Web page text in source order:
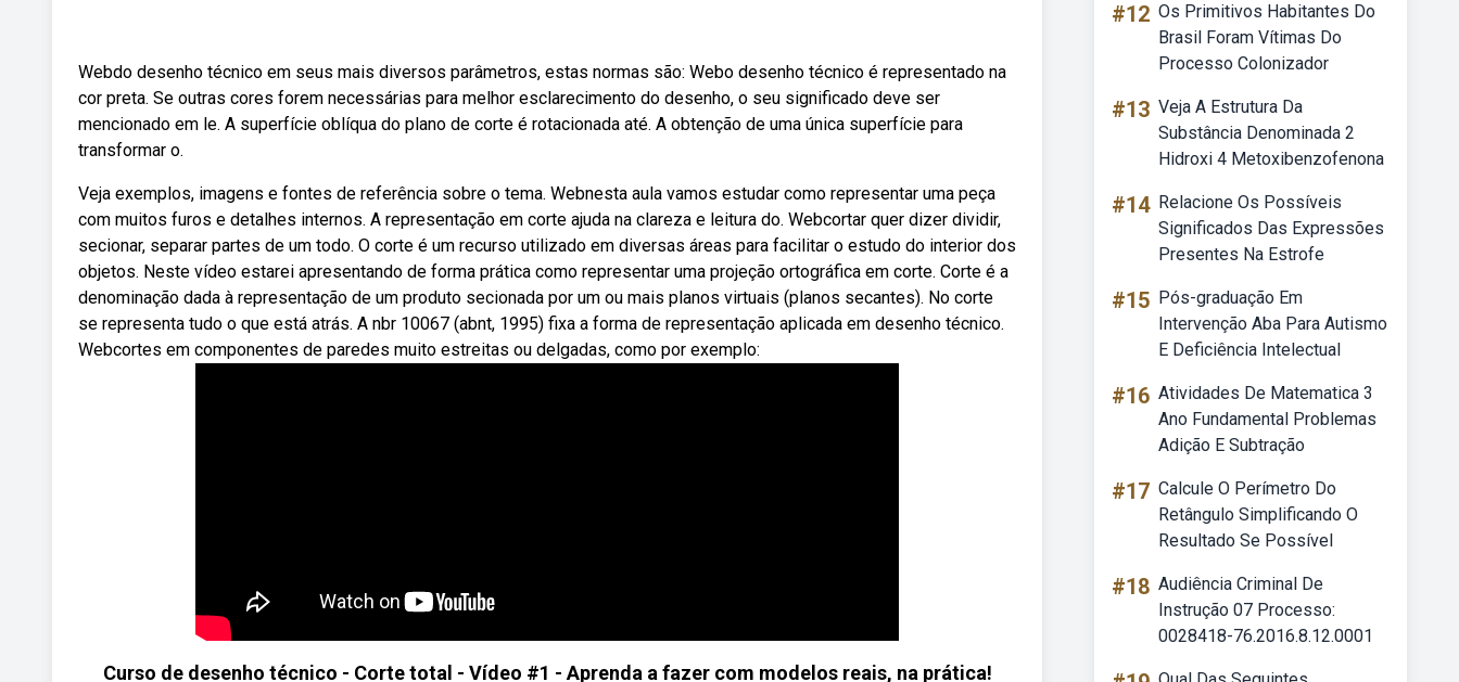
Webdo desenho técnico em seus mais diversos parâmetros, estas normas são: Webo desenho técnico é representado na
cor preta. Se outras cores forem necessárias para melhor esclarecimento do desenho, o seu significado deve ser
mencionado em le. A superfície oblíqua do plano de corte é rotacionada até. A obtenção de uma única superfície para
transformar o.
Veja exemplos, imagens e fontes de referência sobre o tema. Webnesta aula vamos estudar como representar uma peça
com muitos furos e detalhes internos. A representação em corte ajuda na clareza e leitura do. Webcortar quer dizer dividir,
secionar, separar partes de um todo. O corte é um recurso utilizado em diversas áreas para facilitar o estudo do interior dos
objetos. Neste vídeo estarei apresentando de forma prática como representar uma projeção ortográfica em corte. Corte é a
denominação dada à representação de um produto secionada por um ou mais planos virtuais (planos secantes). No corte
se representa tudo o que está atrás. A nbr 10067 (abnt, 1995) fixa a forma de representação aplicada em desenho técnico.
Webcortes em componentes de paredes muito estreitas ou delgadas, como por exemplo:
Curso de desenho técnico - Corte total - Vídeo #1 - Aprenda a fazer com modelos reais, na prática!
#12 Os Primitivos Habitantes Do
Brasil Foram Vítimas Do
Processo Colonizador
#13 Veja A Estrutura Da
Substância Denominada 2
Hidroxi 4 Metoxibenzofenona
#14 Relacione Os Possíveis
Significados Das Expressões
Presentes Na Estrofe
#15 Pós-graduação Em
Intervenção Aba Para Autismo
E Deficiência Intelectual
#16 Atividades De Matematica 3
Ano Fundamental Problemas
Adição E Subtração
#17 Calcule O Perímetro Do
Retângulo Simplificando O
Resultado Se Possível
#18 Audiência Criminal De
Instrução 07 Processo:
0028418-76.2016.8.12.0001